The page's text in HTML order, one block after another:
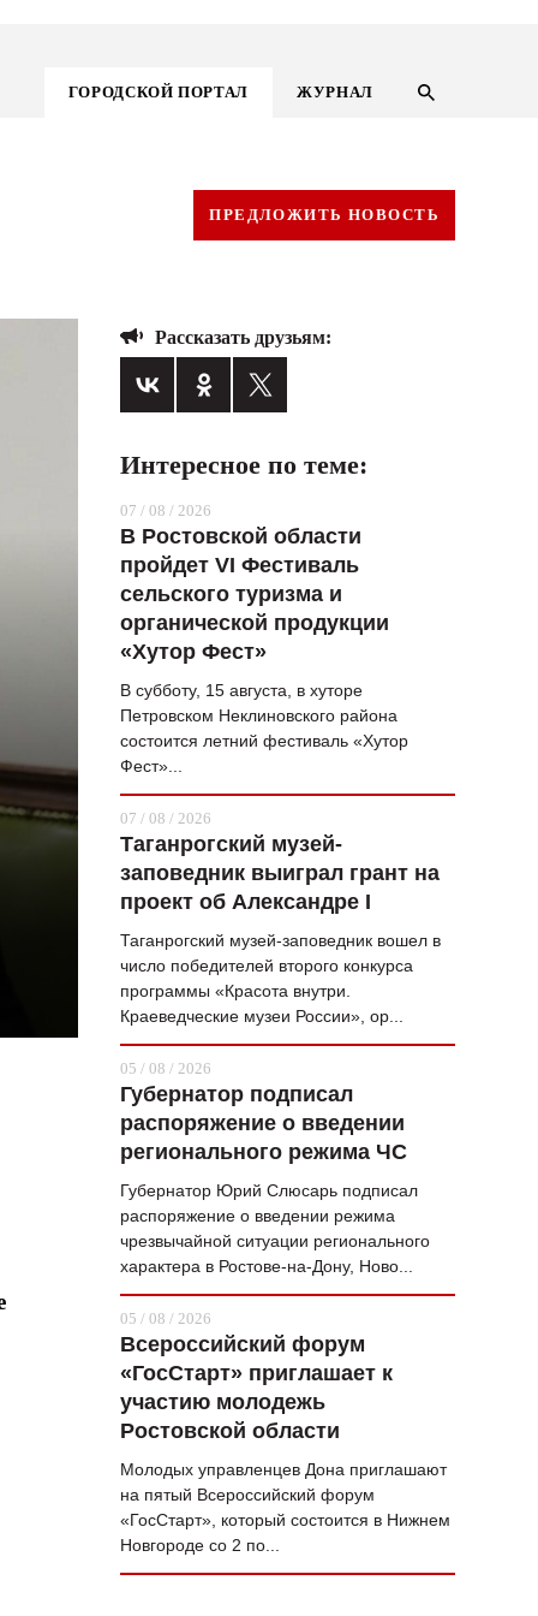
ГОРОДСКОЙ ПОРТАЛ ЖУРНАЛ
ГОРОДСКОЙ ПОРТАЛ
ВОПРОС НЕДЕЛИ
СТИЛЬ ЖИЗНИ
ХАЙП
ЧЕЛОВЕК ОСОБЕННЫЙ
КУЛЬТ ЕДЫ
АФИША
ЖУРНАЛ
ПРЕДЛОЖИТЬ НОВОСТЬ
Рассказать друзьям:
Интересное по теме:
07 / 08 / 2026
В Ростовской области
пройдет VI Фестиваль
сельского туризма и
органической продукции
«Хутор Фест»
В субботу, 15 августа, в хуторе
Петровском Неклиновского района
состоится летний фестиваль «Хутор
Фест»...
07 / 08 / 2026
Таганрогский музей-
заповедник выиграл грант на
проект об Александре I
Таганрогский музей-заповедник вошел в
число победителей второго конкурса
программы «Красота внутри.
Краеведческие музеи России», ор...
05 / 08 / 2026
Губернатор подписал
распоряжение о введении
регионального режима ЧС
Губернатор Юрий Слюсарь подписал
распоряжение о введении режима
чрезвычайной ситуации регионального
характера в Ростове-на-Дону, Ново...
05 / 08 / 2026
Всероссийский форум
«ГосСтарт» приглашает к
участию молодежь
Ростовской области
Молодых управленцев Дона приглашают
на пятый Всероссийский форум
«ГосСтарт», который состоится в Нижнем
Новгороде со 2 по...